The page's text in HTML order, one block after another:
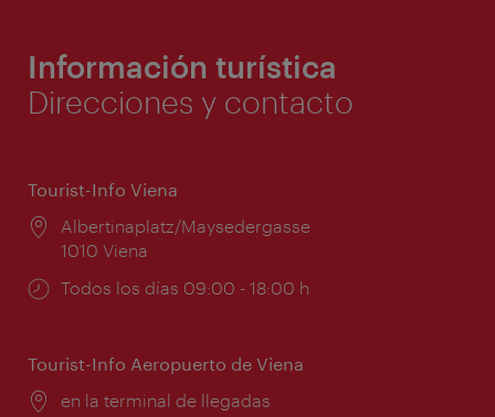
Información turística
Direcciones y contacto
Tourist-Info Viena
Lugar:
Albertinaplatz/Maysedergasse
1010 Viena
Horarios
Todos los días 09:00 - 18:00 h
Tourist-Info Aeropuerto de Viena
Lugar:
en la terminal de llegadas